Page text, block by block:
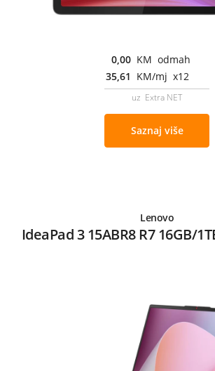
0,00 KM odmah
35,61 KM/mj x12
uz Extra NET
Saznaj više
Lenovo
IdeaPad 3 15ABR8 R7 16GB/